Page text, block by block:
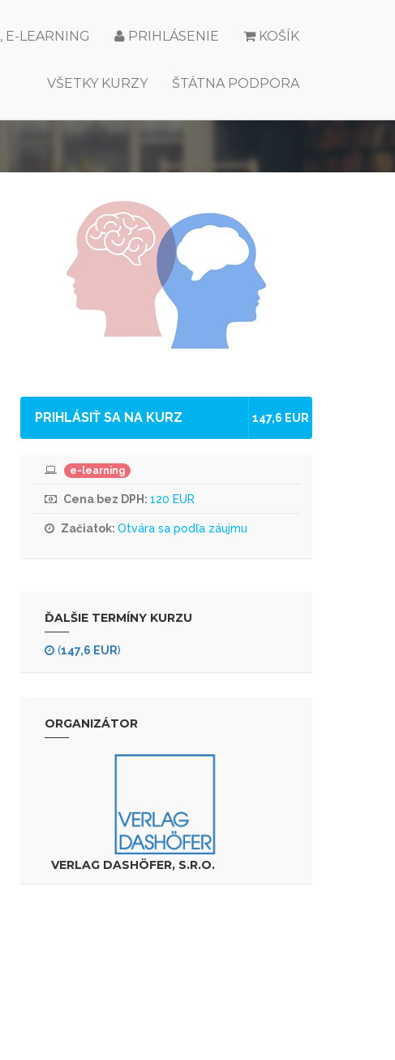
KOŠÍK
PRIHLÁSENIE
E-LEARNING
ŠTÁTNA PODPORA
VŠETKY KURZY
PRIHLÁSIŤ SA NA KURZ 147,6 EUR
e-learning
Cena bez DPH: 120 EUR
Začiatok: Otvára sa podľa záujmu
ĎALŠIE TERMÍNY KURZU
(147,6 EUR)
ORGANIZÁTOR
VERLAG DASHÖFER, S.R.O.